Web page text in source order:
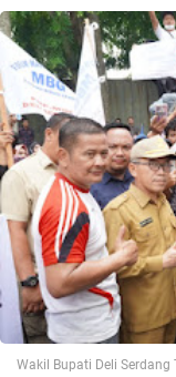
Wakil Bupati Deli